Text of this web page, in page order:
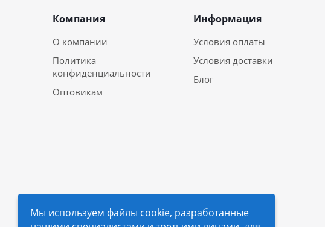
Компания
О компании
Политика
конфиденциальности
Оптовикам
Информация
Условия оплаты
Условия доставки
Блог
Мы используем файлы cookie, разработанные